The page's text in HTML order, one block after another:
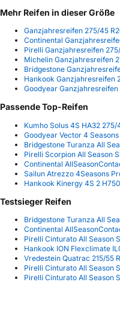
Mehr Reifen in dieser Größe
Ganzjahresreifen 275/45
Continental
Pirelli Ganzjahresreifen
Michelin Ganzjahresreifen
Bridgestone
Hankook Ganzjahresreifen
Goodyear Ganzjahresreifen
Passende Top-Reifen
Kumho Solus 4S HA32
Goodyear Vector 4
Bridgestone Turanza All
Pirelli Scorpion All Season
Continental
Sailun Atrezzo 4Seasons
Hankook Kinergy 4S 2
Testsieger Reifen
Bridgestone Turanza All
Continental
Pirelli Cinturato All Season
Hankook ION Flexclimate
Vredestein Quatrac 215/55
Pirelli Cinturato All Season
Pirelli Cinturato All Season